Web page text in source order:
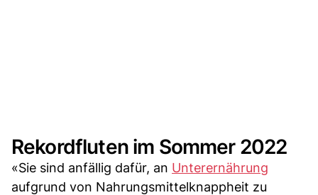
Rekordfluten im Sommer 2022
«Sie sind anfällig dafür, an Unterernährung
aufgrund von Nahrungsmittelknappheit zu